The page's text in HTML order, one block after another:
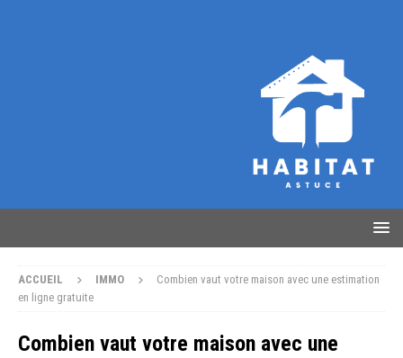
ACCUEIL IMMO
Combien vaut votre maison avec une estimation
en ligne gratuite
Combien vaut votre maison avec une